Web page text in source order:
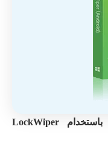
كيفية عمل FRP Bypass بسهولة باستخدام LockWiper